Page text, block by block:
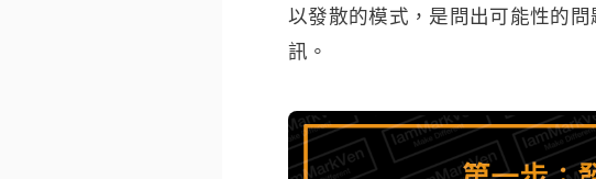
以發散的模式，是問出可能性的
訊。